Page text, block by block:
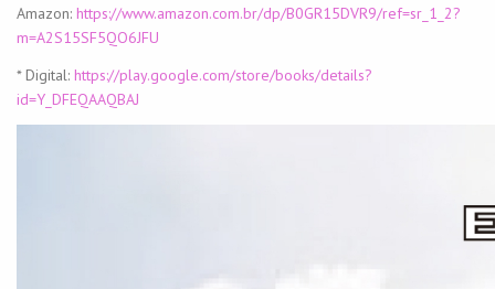
Amazon: https://www.amazon.com.br/dp/B0GR15DVR9/ref=sr_1_2?
m=A2S15SF5QO6JFU
* Digital: https://play.google.com/store/books/details?
id=Y_DFEQAAQBAJ